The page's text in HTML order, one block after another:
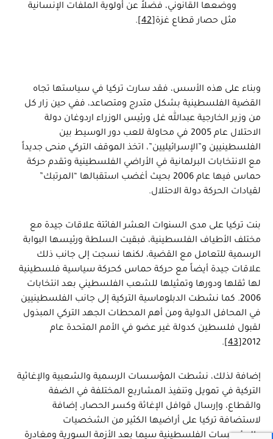
ووضعها القانوني، فضلاً عن أولوية الملفات الإنسانية
مثل حصار قطاع غزة[42]
.
وبناء على هذه الأسس، فقد سارت تركيا في سياستها تجاه
القضية الفلسطينية بشكل متدرج ومتصاعد، ففي حين زار كل
من وزير الخارجية عبدالله غل ورئيس الوزراء اردوغان دولة
الاحتلال عام 2005 في محاولة للعب دور الوسيط بين
الفلسطينيين و”الإسرائيليين”، اتخذ الموقف التركي منحى جديداً
مع الانتخابات البرلمانية في الأراضي الفلسطينية وتقدم حركة
حماس فيها عام 2006 بحيث أغضب استقبالها “المرتبك”
لقيادات الحركة دولة الاحتلال.
بنت تركيا على مدى السنوات العشر الفائتة علاقات جيدة مع
مختلف الأطياف الفلسطينية، فبقيت السلطة ورئيسها البوابة
الرسمية للتعامل مع القضية، لكنها نسجت إلى جانب ذلك
علاقات جيدة أيضاً مع حركة حماس كحركة سياسية فلسطينية
لها ثقلها ودورها وتمثيلها للشعب الفلسطيني بعد انتخابات
2006. كما نشطت الدبلوماسية التركية إلى جانب الفلسطينيين
في المحافل الدولية ومن أهم المحطات الجهد التركي المبذول
لقبول فلسطين كدولة غير عضو في الأمم المتحدة عام
2012
[43]
.
إضافة لذلك، نشطت المؤسسات الرسمية والشعبية والإغاثية
التركية في تمويل وتنفيذ المشاريع المختلفة في الضفة
والقطاع، وإرسال قوافل الإغاثة وكسر الحصار، إضافة
لاستضافة تركيا على أراضيها الكثير من الشخصيات
والمؤسسات الفلسطينية سيما بعد الأزمة السورية ومغادرة